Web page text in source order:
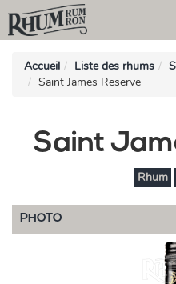
Accueil Liste des rhums
Saint James Reserve
Saint
Rhum
PHOTO